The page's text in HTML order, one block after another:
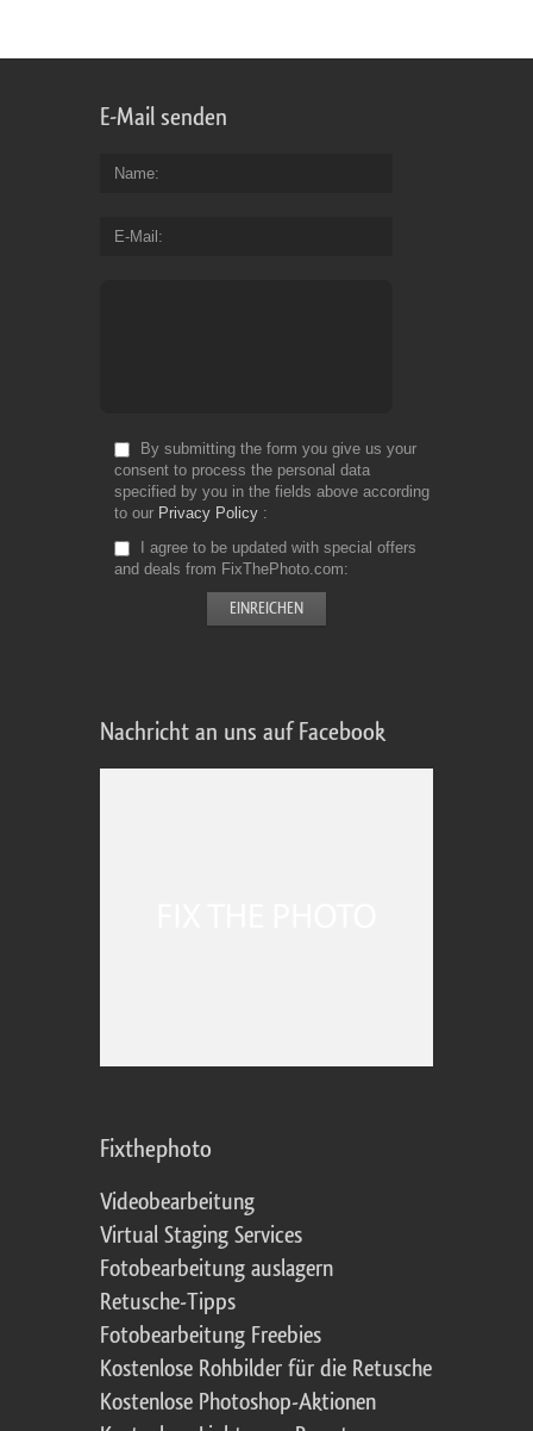
E-Mail senden
Name
E-Mail
By submitting the form you give us your
consent to process the personal data
specified by you in the fields above according
to our Privacy Policy
I agree to be updated with special offers
and deals from FixThePhoto.com
Nachricht an uns auf Facebook
Fixthephoto
Videobearbeitung
Virtual Staging Services
Fotobearbeitung auslagern
Retusche-Tipps
Fotobearbeitung Freebies
Kostenlose Rohbilder für die Retusche
Kostenlose Photoshop-Aktionen